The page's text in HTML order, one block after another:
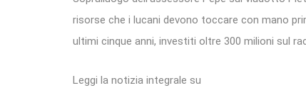
risorse che i lucani devono toccare con mano
ultimi cinque anni, investiti oltre 300 milioni sul
Leggi la notizia integrale su